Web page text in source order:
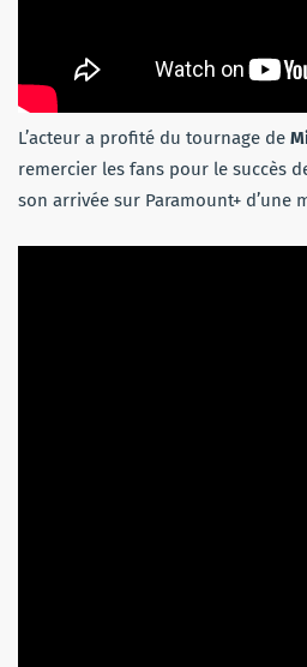
L’acteur a profité du tournage de
remercier les fans pour le succès
son arrivée sur Paramount+ d’une